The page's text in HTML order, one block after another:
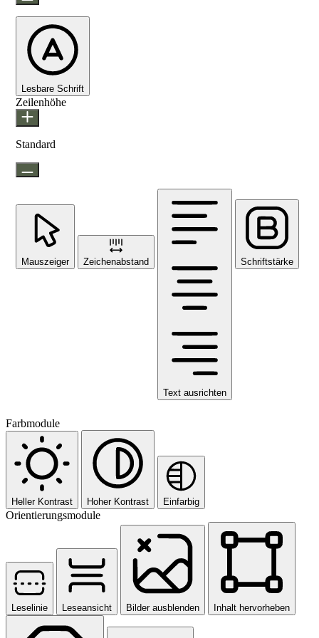
Lesbare Schrift
Zeilenhöhe
Standard
Mauszeiger Zeichenabstand
Text ausrichten
Schriftstärke
Farbmodule
Heller Kontrast Hoher Kontrast Einfarbig
Orientierungsmodule
Leselinie Leseansicht Bilder ausblenden Inhalt hervorheben